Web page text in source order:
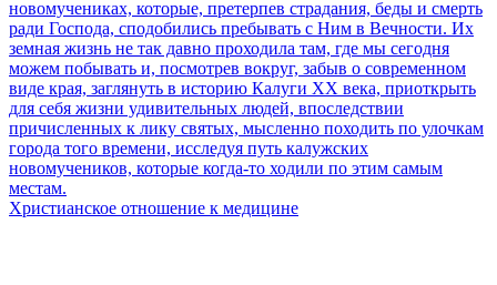
новомучениках, которые, претерпев страдания, беды и смерть
ради Господа, сподобились пребывать с Ним в Вечности. Их
земная жизнь не так давно проходила там, где мы сегодня
можем побывать и, посмотрев вокруг, забыв о современном
виде края, заглянуть в историю Калуги XX века, приоткрыть
для себя жизни удивительных людей, впоследствии
причисленных к лику святых, мысленно походить по улочкам
города того времени, исследуя путь калужских
новомучеников, которые когда-то ходили по этим самым
местам.
Христианское отношение к медицине